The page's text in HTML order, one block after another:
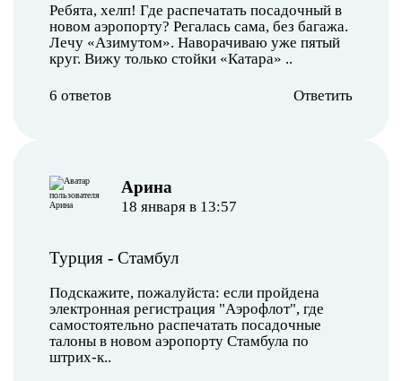
Ребята, хелп! Где распечатать посадочный в
новом аэропорту? Регалась сама, без багажа.
Лечу «Азимутом». Наворачиваю уже пятый
круг. Вижу только стойки «Катара» ..
6 ответов Ответить
Арина
18 января в 13:57
Турция - Стамбул
Подскажите, пожалуйста: если пройдена
электронная регистрация "Аэрофлот", где
самостоятельно распечатать посадочные
талоны в новом аэропорту Стамбула по
штрих-к..